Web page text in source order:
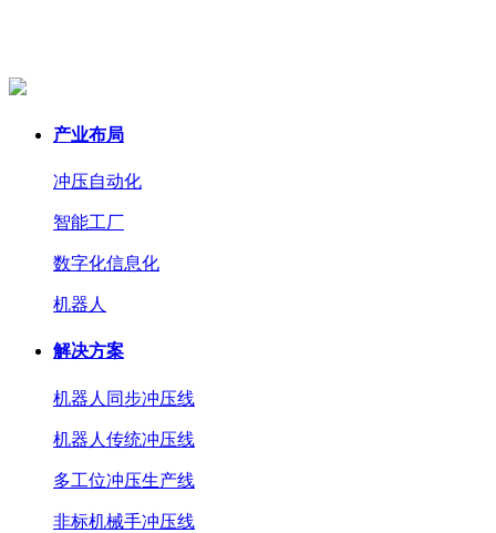
产业布局
冲压自动化
智能工厂
数字化信息化
机器人
解决方案
机器人同步冲压线
机器人传统冲压线
多工位冲压生产线
非标机械手冲压线